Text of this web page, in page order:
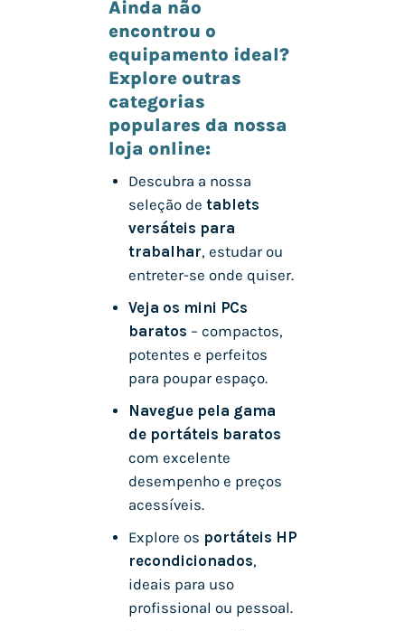
Ainda não
encontrou o
equipamento ideal?
Explore outras
categorias
populares da nossa
loja online:
Descubra a nossa
seleção de tablets
versáteis para
trabalhar, estudar ou
entreter-se onde quiser.
Veja os mini PCs
baratos – compactos,
potentes e perfeitos
para poupar espaço.
Navegue pela gama
de portáteis baratos
com excelente
desempenho e preços
acessíveis.
Explore os portáteis HP
recondicionados,
ideais para uso
profissional ou pessoal.